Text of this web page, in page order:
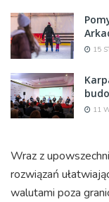
15
11
Wraz z
rozwiązań
walutami poza